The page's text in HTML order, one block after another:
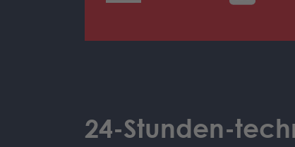
24-Stunden-